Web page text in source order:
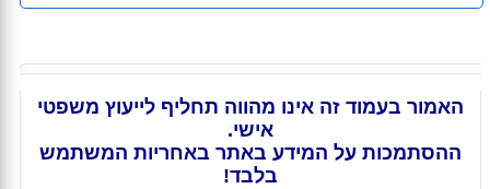
האמור בעמוד זה אינו מהווה תחליף לייעוץ משפטי
אישי.
ההסתמכות על המידע באתר באחריות המשתמש
בלבד!